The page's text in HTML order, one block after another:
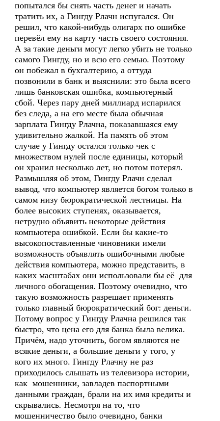
попытался бы снять часть денег и начать
тратить их, а Гингду Рлачн испугался. Он
решил, что какой-нибудь олигарх по ошибке
перевёл ему на карту часть своего состояния.
А за такие деньги могут легко убить не только
самого Гингду, но и всю его семью. Поэтому
он побежал в бухгалтерию, а оттуда
позвонили в банк и выяснили: это была всего
лишь банковская ошибка, компьютерный
сбой. Через пару дней миллиард испарился
без следа, а на его месте была обычная
зарплата Гингду Рлачна, показавшаяся ему
удивительно жалкой. На память об этом
случае у Гингду остался только чек с
множеством нулей после единицы, который
он хранил несколько лет, но потом потерял.
Размышляя об этом, Гингду Рлачн сделал
вывод, что компьютер является богом только в
самом низу бюрократической лестницы. На
более высоких ступенях, оказывается,
нетрудно объявить некоторые действия
компьютера ошибкой. Если бы какие-то
высокопоставленные чиновники имели
возможность объявлять ошибочными любые
действия компьютера, можно представить, в
каких масштабах они использовали бы её для
личного обогащения. Поэтому очевидно, что
такую возможность разрешает применять
только главный бюрократический бог: деньги.
Потому вопрос у Гингду Рлачна решился так
быстро, что цена его для банка была велика.
Причём, надо уточнить, богом являются не
всякие деньги, а большие деньги у того, у
кого их много. Гингду Рлачну не раз
приходилось слышать из телевизора истории,
как мошенники, завладев паспортными
данными граждан, брали на их имя кредиты и
скрывались. Несмотря на то, что
мошенничество было очевидно, банки